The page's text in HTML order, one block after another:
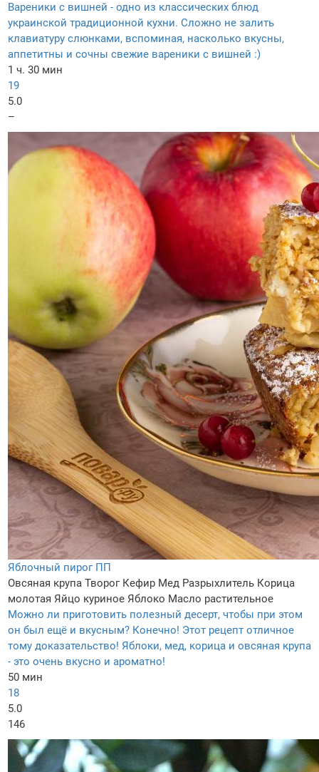
Вареники с вишней - одно из классических блюд
украинской традиционной кухни. Сложно не залить
клавиатуру слюнками, вспоминая, насколько вкусны,
аппетитны и сочны свежие вареники с вишней :)
1 ч. 30 мин
19
5.0
–
Яблочный пирог ПП
Овсяная крупа Творог Кефир Мед Разрыхлитель Корица
молотая Яйцо куриное Яблоко Масло растительное
Можно ли приготовить полезный десерт, чтобы при этом
он был ещё и вкусным? Конечно! Этот рецепт отличное
тому доказательство! Яблоки, мед, корица и овсяная крупа
- это очень вкусно и ароматно!
50 мин
18
5.0
146